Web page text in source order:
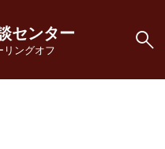
センター
ングオフ